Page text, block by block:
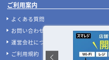
ご利用案内
よくある質問
お問い合わせ
運営会社について
ご利用規約